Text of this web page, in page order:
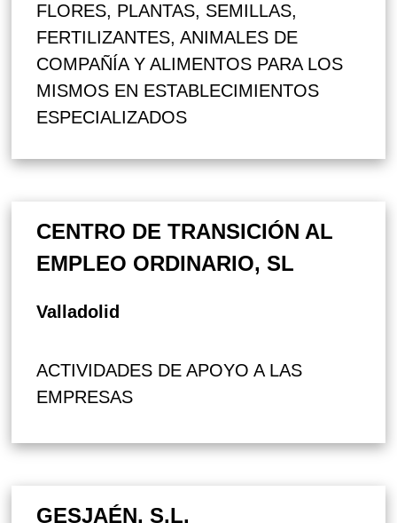
FLORES, PLANTAS, SEMILLAS,
FERTILIZANTES, ANIMALES DE
COMPAÑÍA Y ALIMENTOS PARA LOS
MISMOS EN ESTABLECIMIENTOS
ESPECIALIZADOS
CENTRO DE TRANSICIÓN AL
EMPLEO ORDINARIO, SL
Valladolid
ACTIVIDADES DE APOYO A LAS
EMPRESAS
GESJAÉN, S.L.